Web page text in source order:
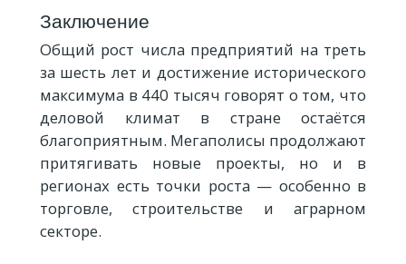
Заключение
Общий рост числа предприятий на треть
за шесть лет и достижение исторического
максимума в 440 тысяч говорят о том, что
деловой климат в стране остаётся
благоприятным. Мегаполисы продолжают
притягивать новые проекты, но и в
регионах есть точки роста — особенно в
торговле, строительстве и аграрном
секторе.